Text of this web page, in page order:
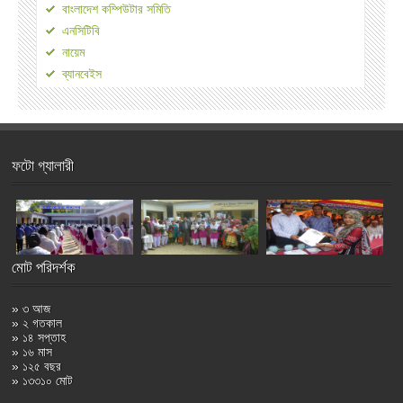
বাংলাদেশ কম্পিউটার সমিতি
এনসিটিবি
নায়েম
ব্যানবেইস
ফটো গ্যালারী
মোট পরিদর্শক
» ৩ আজ
» ২ গতকাল
» ১৪ সপ্তাহ
» ১৬ মাস
» ১২৫ বছর
» ১৩৩১০ মোট